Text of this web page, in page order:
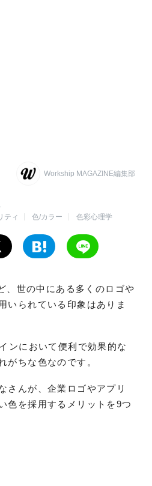
Workship MAGAZINE編集部
ティ 色/カラー 色彩心理学
世の中にある多くのロゴや
いられている印象はありま
ンにおいて便利で効果的な
がちな色なのです。
さんが、企業ロゴやアプリ
色を採用するメリットを9つ